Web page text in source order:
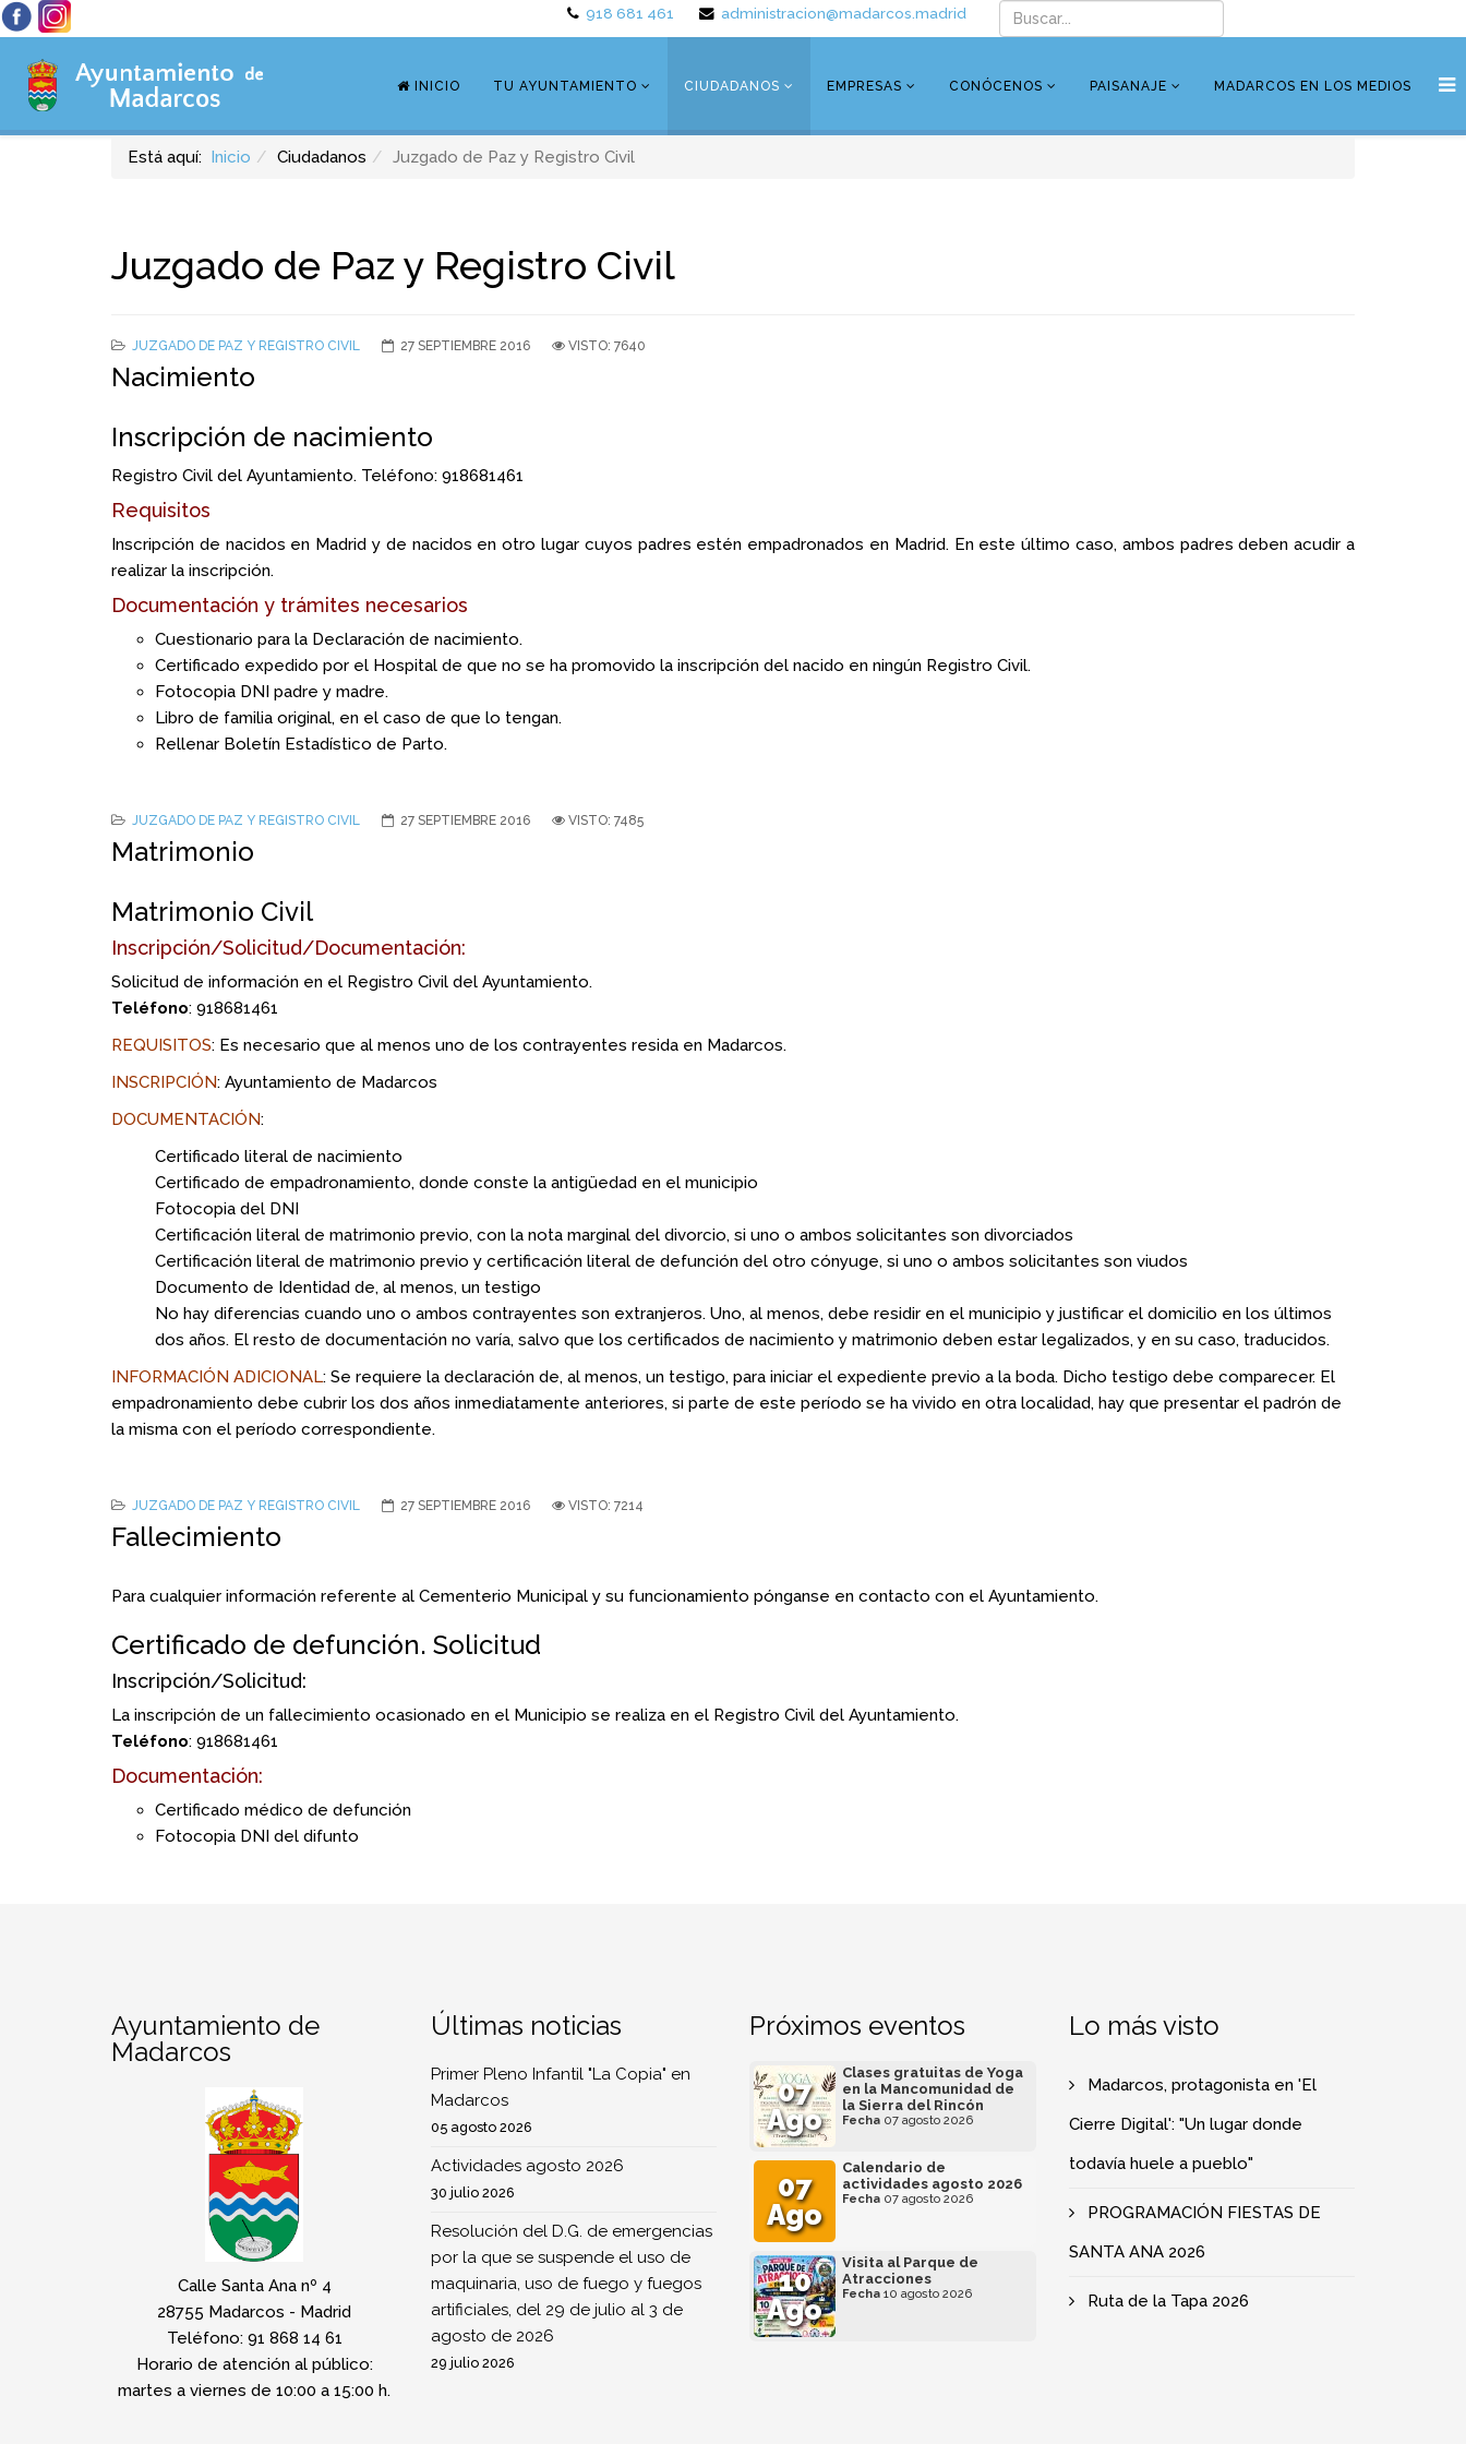
918 681 461 administracion@madarcos.madrid
INICIO TU AYUNTAMIENTO CIUDADANOS EMPRESAS CONÓCENOS PAISANAJE MADARCOS EN LOS MEDIOS
Está aquí: Inicio Ciudadanos Juzgado de Paz y Registro Civil
Juzgado de Paz y Registro Civil
JUZGADO DE PAZ Y REGISTRO CIVIL 27 SEPTIEMBRE 2016 VISTO: 7640
Nacimiento
Inscripción de nacimiento
Registro Civil del Ayuntamiento. Teléfono: 918681461
Requisitos
Inscripción de nacidos en Madrid y de nacidos en otro lugar cuyos padres estén empadronados en Madrid. En este último caso, ambos padres deben acudir a
realizar la inscripción.
Documentación y trámites necesarios
Cuestionario para la Declaración de nacimiento.
Certificado expedido por el Hospital de que no se ha promovido la inscripción del nacido en ningún Registro Civil.
Fotocopia DNI padre y madre.
Libro de familia original, en el caso de que lo tengan.
Rellenar Boletín Estadístico de Parto.
JUZGADO DE PAZ Y REGISTRO CIVIL 27 SEPTIEMBRE 2016 VISTO: 7485
Matrimonio
Matrimonio Civil
Inscripción/Solicitud/Documentación:
Solicitud de información en el Registro Civil del Ayuntamiento.
Teléfono: 918681461
REQUISITOS: Es necesario que al menos uno de los contrayentes resida en Madarcos.
INSCRIPCIÓN: Ayuntamiento de Madarcos
DOCUMENTACIÓN:
Certificado literal de nacimiento
Certificado de empadronamiento, donde conste la antigüedad en el municipio
Fotocopia del DNI
Certificación literal de matrimonio previo, con la nota marginal del divorcio, si uno o ambos solicitantes son divorciados
Certificación literal de matrimonio previo y certificación literal de defunción del otro cónyuge, si uno o ambos solicitantes son viudos
Documento de Identidad de, al menos, un testigo
No hay diferencias cuando uno o ambos contrayentes son extranjeros. Uno, al menos, debe residir en el municipio y justificar el domicilio en los últimos
dos años. El resto de documentación no varía, salvo que los certificados de nacimiento y matrimonio deben estar legalizados, y en su caso, traducidos.
INFORMACIÓN ADICIONAL: Se requiere la declaración de, al menos, un testigo, para iniciar el expediente previo a la boda. Dicho testigo debe comparecer. El
empadronamiento debe cubrir los dos años inmediatamente anteriores, si parte de este período se ha vivido en otra localidad, hay que presentar el padrón de
la misma con el período correspondiente.
JUZGADO DE PAZ Y REGISTRO CIVIL 27 SEPTIEMBRE 2016 VISTO: 7214
Fallecimiento
Para cualquier información referente al Cementerio Municipal y su funcionamiento pónganse en contacto con el Ayuntamiento.
Certificado de defunción. Solicitud
Inscripción/Solicitud:
La inscripción de un fallecimiento ocasionado en el Municipio se realiza en el Registro Civil del Ayuntamiento.
Teléfono: 918681461
Documentación:
Certificado médico de defunción
Fotocopia DNI del difunto
Ayuntamiento de
Madarcos
Calle Santa Ana nº 4
28755 Madarcos - Madrid
Teléfono: 91 868 14 61
Horario de atención al público:
martes a viernes de 10:00 a 15:00 h.
Últimas noticias
Primer Pleno Infantil "La Copia" en
Madarcos
05 agosto 2026
Actividades agosto 2026
30 julio 2026
Resolución del D.G. de emergencias
por la que se suspende el uso de
maquinaria, uso de fuego y fuegos
artificiales, del 29 de julio al 3 de
agosto de 2026
29 julio 2026
Próximos eventos
07
Ago
Clases gratuitas de Yoga
en la Mancomunidad de
la Sierra del Rincón
Fecha 07 agosto 2026
07
Ago
Calendario de
actividades agosto 2026
Fecha 07 agosto 2026
10
Ago
Visita al Parque de
Atracciones
Fecha 10 agosto 2026
Lo más visto
Madarcos, protagonista en 'El
Cierre Digital': "Un lugar donde
todavía huele a pueblo"
PROGRAMACIÓN FIESTAS DE
SANTA ANA 2026
Ruta de la Tapa 2026